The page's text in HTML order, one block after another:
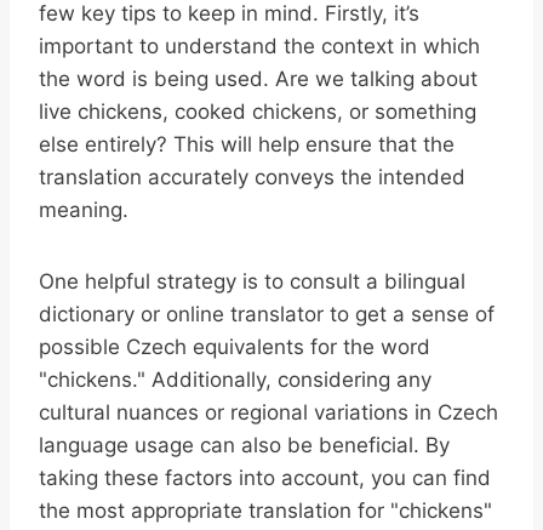
few key tips to keep in mind. Firstly, it’s
important to understand the context in which
the word is being used. Are we talking about
live chickens, cooked chickens, or something
else entirely? This will help ensure that the
translation accurately conveys the intended
meaning.
One helpful strategy is to consult a bilingual
dictionary or online translator to get a sense of
possible Czech equivalents for the word
"chickens." Additionally, considering any
cultural nuances or regional variations in Czech
language usage can also be beneficial. By
taking these factors into account, you can find
the most appropriate translation for "chickens"